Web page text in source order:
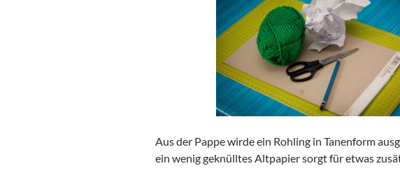
Aus der Pappe wirde ein Rohling in Tanenform
ein wenig geknülltes Altpapier sorgt für etwas